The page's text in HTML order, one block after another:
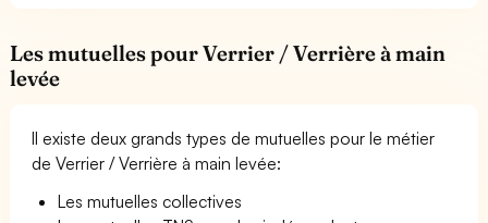
Les mutuelles pour Verrier / Verrière à main
levée
Il existe deux grands types de mutuelles pour le métier
de Verrier / Verrière à main levée:
Les mutuelles collectives